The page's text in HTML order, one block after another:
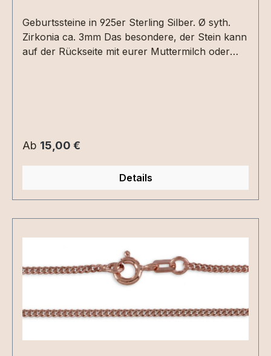
Geburtssteine in 925er Sterling Silber. Ø syth.
Zirkonia ca. 3mm Das besondere, der Stein kann
auf der Rückseite mit eurer Muttermilch oder
Regulärer Preis:
Ab 15,00 €
Details